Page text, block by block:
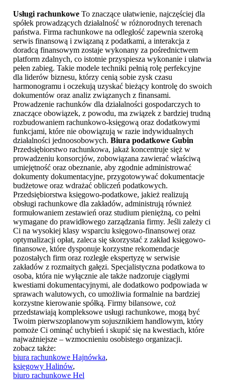
Usługi rachunkowe To znaczące ułatwienie, najczęściej dla
spółek prowadzących działalność w różnorodnych terenach
państwa. Firma rachunkowe na odległość zapewnia szeroką
serwis finansową i związaną z podatkami, a interakcja z
doradcą finansowym zostaje wykonany za pośrednictwem
platform zdalnych, co istotnie przyspiesza wykonanie i ułatwia
pełen zabieg. Takie modele techniki pełnią rolę perfekcyjne
dla liderów biznesu, którzy cenią sobie zysk czasu
harmonogramu i oczekują uzyskać bieżący kontrolę do swoich
dokumentów oraz analiz związanych z finansami.
Prowadzenie rachunków dla działalności gospodarczych to
znaczące obowiązek, z powodu, ma związek z bardziej trudną
rozbudowaniem rachunkowo-księgową oraz dodatkowymi
funkcjami, które nie obowiązują w razie indywidualnych
działalności jednoosobowych. Biura podatkowe Gubin
Przedsiębiorstwo rachunkowa, jakaż koncentruje sięż w
prowadzeniu konsorcjów, zobowiązana zawierać właściwą
umiejętność oraz obeznanie, aby zgodnie administrować
dokumenty dokumentacyjne, przygotowywać dokumentacje
budżetowe oraz wdrażać obliczeń podatkowych.
Przedsiębiorstwa księgowo-podatkowe, jakież realizują
obsługi rachunkowe dla zakładów, administrują również
formułowaniem zestawień oraz studium pieniężną, co pełni
wymagane do prawidłowego zarządzania firmy. Jeśli zależy ci
Ci na wysokiej klasy wsparciu księgowo-finansowej oraz
optymalizacji opłat, zaleca się skorzystać z zakład księgowo-
finansowe, które dysponuje korzystne rekomendacje
pozostałych firm oraz rozległe ekspertyzę w serwisie
zakładów z rozmaitych gałęzi. Specjalistyczna podatkowa to
osoba, która nie wyłącznie ale także nadzoruje ciągłymi
kwestiami dokumentacyjnymi, ale dodatkowo podpowiada w
sprawach walutowych, co umożliwia formalnie na bardziej
korzystne kierowanie spółką. Firmy bilansowe, coż
przedstawiają kompleksowe usługi rachunkowe, mogą być
Twoim pierwszoplanowym sojusznikiem handlowym, który
pomoże Ci ominąć uchybień i skupić się na kwestiach, które
najważniejsze – wzmocnieniu osobistego organizacji.
zobacz także:
biura rachunkowe Hajnówka,
księgowy Halinów,
biuro rachunkowe Hel